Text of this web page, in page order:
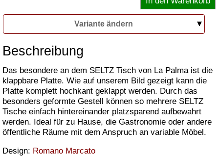
Variante ändern
Beschreibung
Das besondere an dem SELTZ Tisch von La Palma ist die
klappbare Platte. Wie auf unserem Bild gezeigt kann die
Platte komplett hochkant geklappt werden. Durch das
besonders geformte Gestell können so mehrere SELTZ
Tische einfach hintereinander platzsparend aufbewahrt
werden. Ideal für zu Hause, die Gastronomie oder andere
öffentliche Räume mit dem Anspruch an variable Möbel.
Design: Romano Marcato